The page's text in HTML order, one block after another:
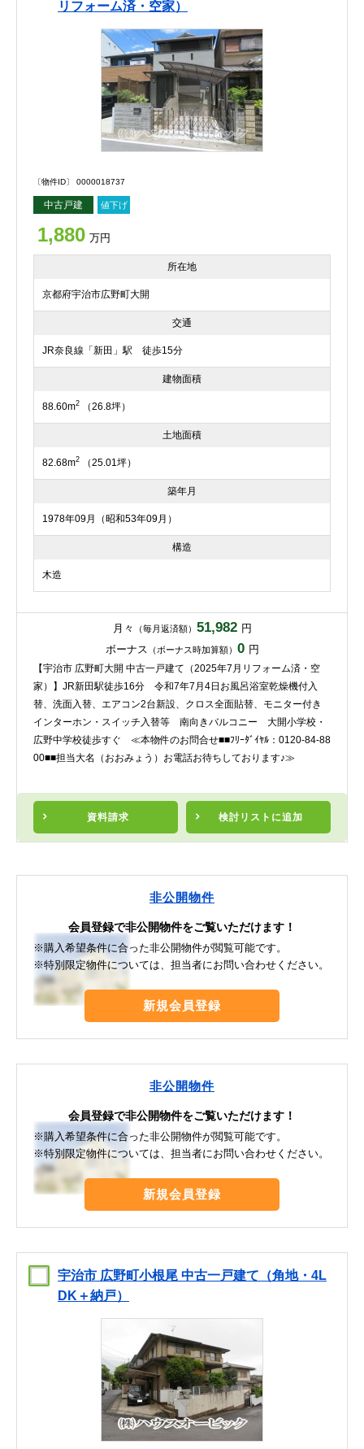
リフォーム済・空家）
〔物件ID〕 0000018737
中古戸建 値下げ
1,880 万円
所在地
京都府宇治市広野町大開
交通
JR奈良線「新田」駅 徒歩15分
建物面積
88.60m2 （26.8坪）
土地面積
82.68m2 （25.01坪）
築年月
1978年09月（昭和53年09月）
構造
木造
月々 （毎月返済額） 51,982 円
ボーナス （ボーナス時加算額） 0 円
資料請求 検討リスト に追加
【宇治市 広野町大開 中古一戸建て（2025年7月リフォーム済・空
家）】JR新田駅徒歩16分 令和7年7月4日お風呂浴室乾燥機付入
替、洗面入替、エアコン2台新設、クロス全面貼替、モニター付き
インターホン・スイッチ入替等 南向きバルコニー 大開小学校・
広野中学校徒歩すぐ ≪本物件のお問合せ■■ﾌﾘｰﾀﾞｲﾔﾙ：0120-84-88
00■■担当大名（おおみょう）お電話お待ちしております♪≫
非公開物件
会員登録で非公開物件をご覧いただけます！
※購入希望条件に合った非公開物件が閲覧可能です。
※特別限定物件については、担当者にお問い合わせください。
新規会員登録
非公開物件
会員登録で非公開物件をご覧いただけます！
※購入希望条件に合った非公開物件が閲覧可能です。
※特別限定物件については、担当者にお問い合わせください。
新規会員登録
宇治市 広野町小根尾 中古一戸建て（角地・4L
DK＋納戸）